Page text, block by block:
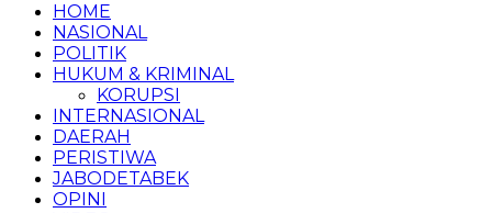
HOME
NASIONAL
POLITIK
HUKUM & KRIMINAL
KORUPSI
INTERNASIONAL
DAERAH
PERISTIWA
JABODETABEK
OPINI